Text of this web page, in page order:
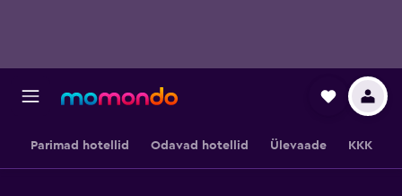
Parimad hotellid Odavad hotellid Ülevaade KKK